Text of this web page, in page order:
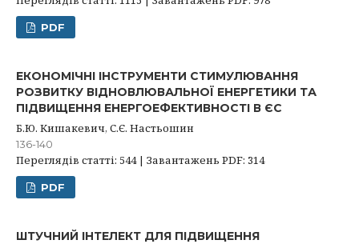
PDF
ЕКОНОМІЧНІ ІНСТРУМЕНТИ СТИМУЛЮВАННЯ
РОЗВИТКУ ВІДНОВЛЮВАЛЬНОЇ ЕНЕРГЕТИКИ ТА
ПІДВИЩЕННЯ ЕНЕРГОЕФЕКТИВНОСТІ В ЄС
Б.Ю. Кишакевич, С.Є. Настьошин
136-140
Переглядів статті: 544 | Завантажень PDF: 314
PDF
ШТУЧНИЙ ІНТЕЛЕКТ ДЛЯ ПІДВИЩЕННЯ